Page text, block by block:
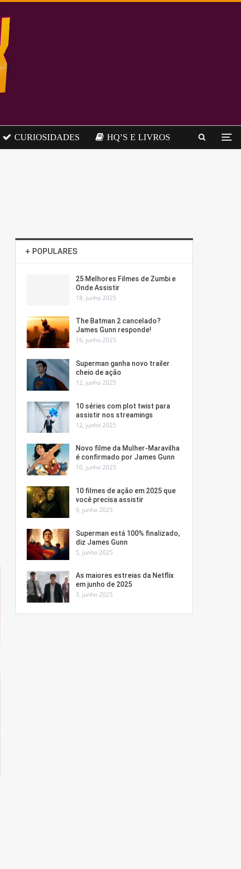
CURIOSIDADES HQ’S E LIVROS
+ POPULARES
25 Melhores Filmes de Zumbi e
Onde Assistir
18, junho 2025
The Batman 2 cancelado?
James Gunn responde!
16, junho 2025
Superman ganha novo trailer
cheio de ação
12, junho 2025
10 séries com plot twist para
assistir nos streamings
12, junho 2025
Novo filme da Mulher-Maravilha
é confirmado por James Gunn
10, junho 2025
10 filmes de ação em 2025 que
você precisa assistir
9, junho 2025
Superman está 100% finalizado,
diz James Gunn
5, junho 2025
As maiores estreias da Netflix
em junho de 2025
3, junho 2025